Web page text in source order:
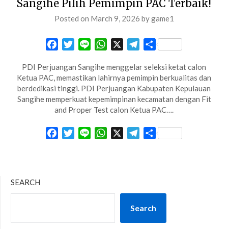
Sangihe Pilih Pemimpin PAC Terbaik!
Posted on March 9, 2026 bygame1
FacebookTwitterLine WhatsApp Telegram
Share
PDI Perjuangan Sangihe menggelar seleksi ketat calon
Ketua PAC, memastikan lahirnya pemimpin berkualitas dan
berdedikasi tinggi. PDI Perjuangan Kabupaten Kepulauan
Sangihe memperkuat kepemimpinan kecamatan dengan Fit
and Proper Test calon Ketua PAC….
FacebookTwitterLine WhatsApp Telegram
Share
SEARCH
Search